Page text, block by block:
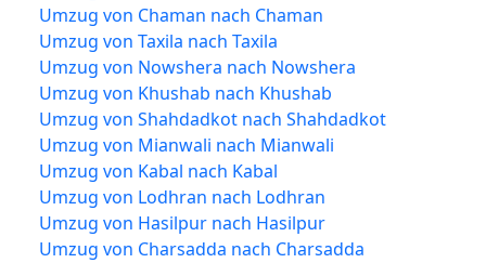
Umzug von Chaman nach Chaman
Umzug von Taxila nach Taxila
Umzug von Nowshera nach Nowshera
Umzug von Khushab nach Khushab
Umzug von Shahdadkot nach Shahdadkot
Umzug von Mianwali nach Mianwali
Umzug von Kabal nach Kabal
Umzug von Lodhran nach Lodhran
Umzug von Hasilpur nach Hasilpur
Umzug von Charsadda nach Charsadda